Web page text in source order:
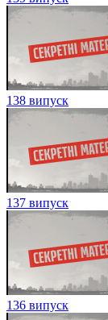
138 випуск
137 випуск
136 випуск